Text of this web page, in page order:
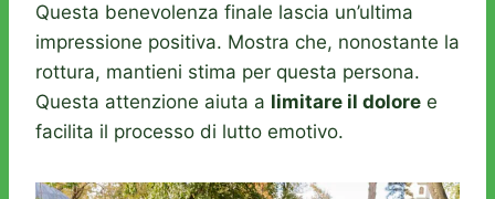
Questa benevolenza finale lascia un’ultima
impressione positiva. Mostra che, nonostante la
rottura, mantieni stima per questa persona.
Questa attenzione aiuta a limitare il dolore e
facilita il processo di lutto emotivo.